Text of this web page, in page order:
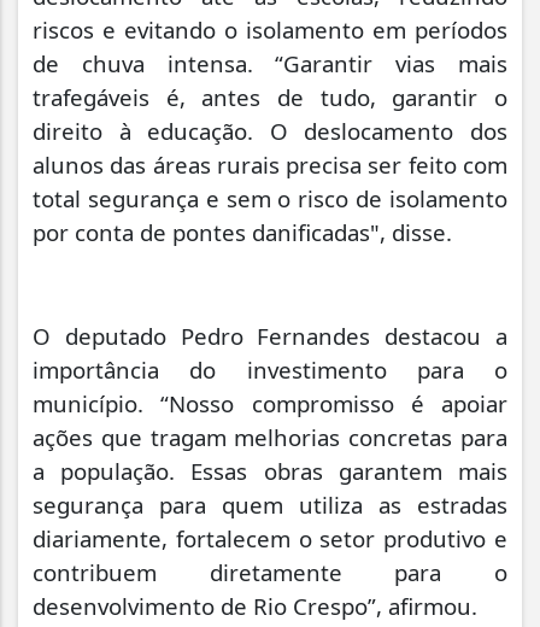
riscos e evitando o isolamento em períodos
de chuva intensa. “Garantir vias mais
trafegáveis é, antes de tudo, garantir o
direito à educação. O deslocamento dos
alunos das áreas rurais precisa ser feito com
total segurança e sem o risco de isolamento
por conta de pontes danificadas", disse.
O deputado Pedro Fernandes destacou a
importância do investimento para o
município. “Nosso compromisso é apoiar
ações que tragam melhorias concretas para
a população. Essas obras garantem mais
segurança para quem utiliza as estradas
diariamente, fortalecem o setor produtivo e
contribuem diretamente para o
desenvolvimento de Rio Crespo”, afirmou.